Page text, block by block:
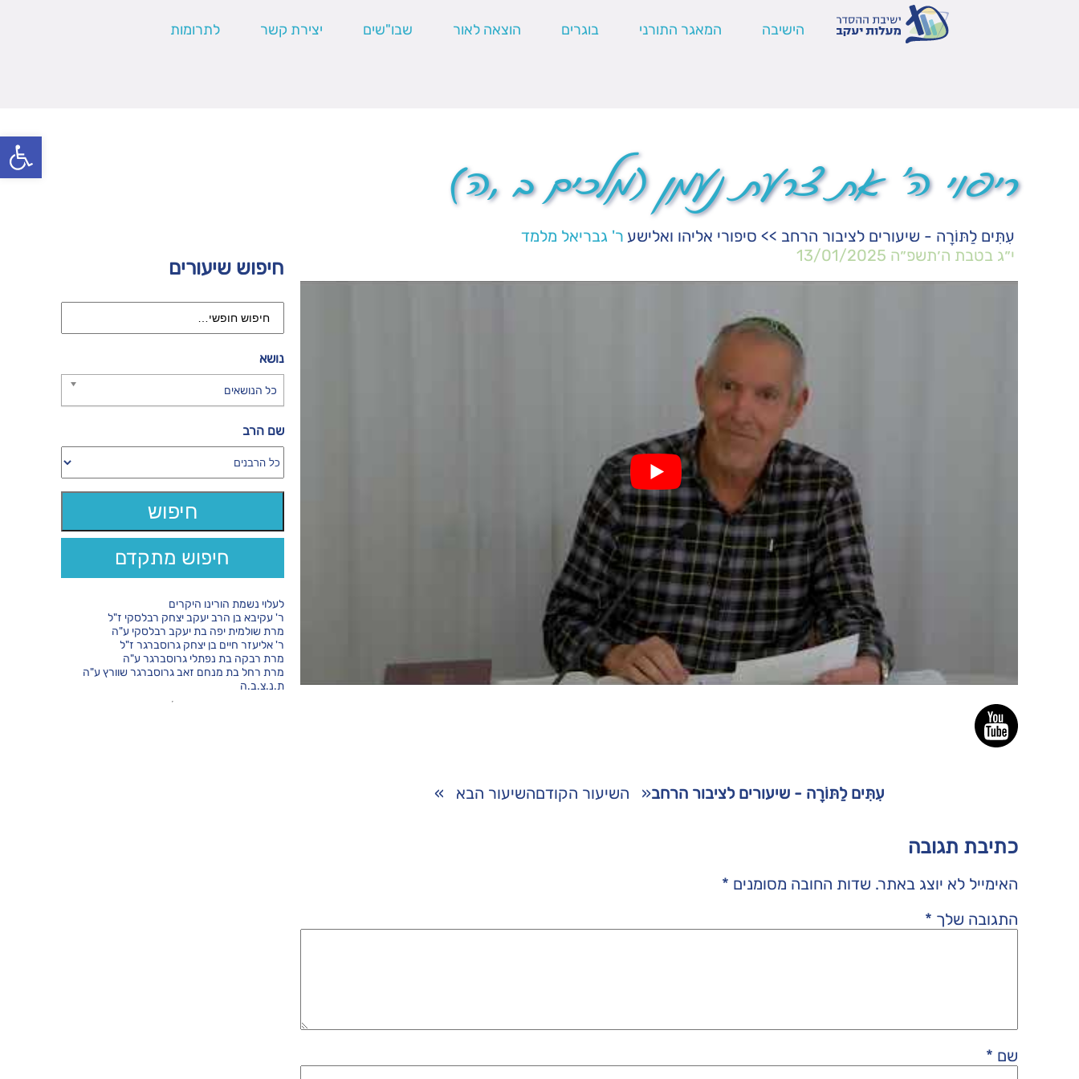
פתח
הישיבה המאגר התורני בוגרים הוצאה לאור שבו"שים יצירת קשר לתרומות
ריפוי ה' את צרעת נעמן (מלכים ב ,ה)
עִתִּים לַתּוֹרָה - שיעורים לציבור הרחב >> סיפורי אליהו ואלישע ר' גבריאל מלמד
י״ג בטבת ה׳תשפ״ה 13/01/2025
עִתִּים לַתּוֹרָה - שיעורים לציבור הרחב« השיעור הקודםהשיעור הבא »
כתיבת תגובה
האימייל לא יוצג באתר. שדות החובה מסומנים *
התגובה שלך *
שם *
חיפוש שיעורים
נושא
כל הנושאים
שם הרב
חיפוש מתקדם
לעלוי נשמת הורינו היקרים
ר' עקיבא בן הרב יעקב יצחק רבלסקי ז"ל
מרת שולמית יפה בת יעקב רבלסקי ע"ה
ר' אליעזר חיים בן יצחק גרוסברגר ז"ל
מרת רבקה בת נפתלי גרוסברגר ע"ה
מרת רחל בת מנחם זאב גרוסברגר שוורץ ע"ה
ת.נ.צ.ב.ה